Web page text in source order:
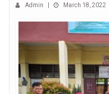
Admin March 18, 2022